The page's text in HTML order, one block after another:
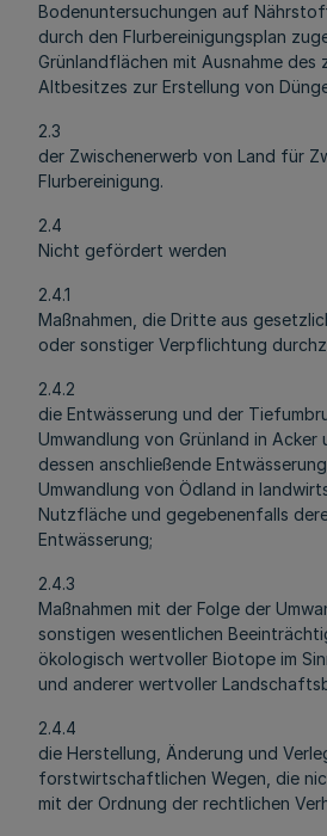
Bodenuntersuchungen auf
durch den Flurbereinigungsplan
Grünlandflächen mit Ausnahme des
Altbesitzes zur Erstellung von
2.3
der Zwischenerwerb von Land für
Flurbereinigung.
2.4
Nicht gefördert werden
2.4.1
Maßnahmen, die Dritte aus
oder sonstiger Verpflichtung
2.4.2
die Entwässerung und der
Umwandlung von Grünland in Acker
dessen anschließende
Umwandlung von Ödland in
Nutzfläche und gegebenenfalls
Entwässerung;
2.4.3
Maßnahmen mit der Folge der
sonstigen wesentlichen
ökologisch wertvoller Biotope im
und anderer wertvoller
2.4.4
die Herstellung, Änderung und
forstwirtschaftlichen Wegen, die
mit der Ordnung der rechtlichen